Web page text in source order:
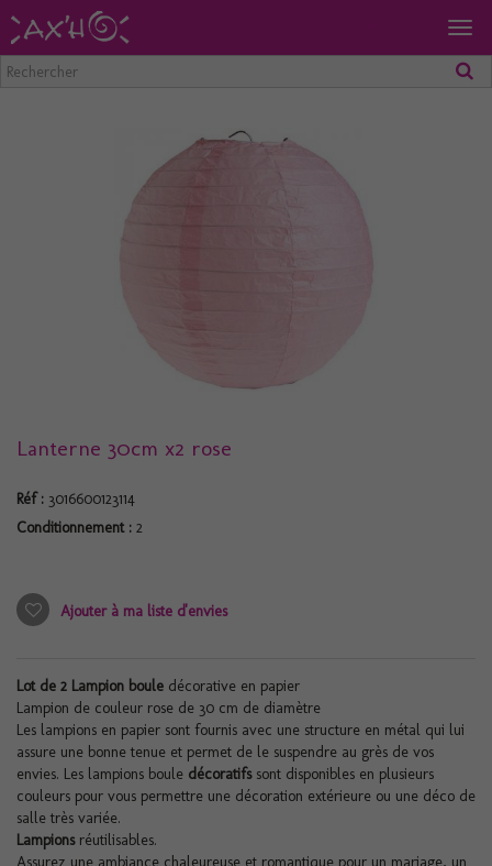
Lanterne 30cm x2 rose
Réf : 3016600123114
Conditionnement : 2
Ajouter à ma liste d'envies
Lot de 2 Lampion boule décorative en papier
Lampion de couleur rose de 30 cm de diamètre
Les lampions en papier sont fournis avec une structure en métal qui lui
assure une bonne tenue et permet de le suspendre au grès de vos
envies. Les lampions boule décoratifssont disponibles en plusieurs
couleurs pour vous permettre une décoration extérieure ou une déco de
salle très variée.
Lampions réutilisables.
Assurez une ambiance chaleureuse et romantique pour un mariage, un